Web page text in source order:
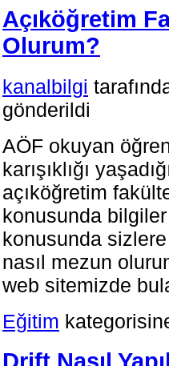
Açıköğretim
Olurum?
kanalbilgi
gönderildi
AÖF okuyan
karışıklığı
açıköğretim
konusunda
konusunda sizlere
nasıl mezun
web sitemizde
Eğitim